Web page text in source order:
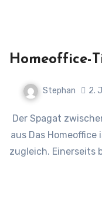
Homeoffice-
Stephan 2.
Der Spagat zwischen Arbeit und Familie von zu Hause
aus Das
zugleich. Einerseits